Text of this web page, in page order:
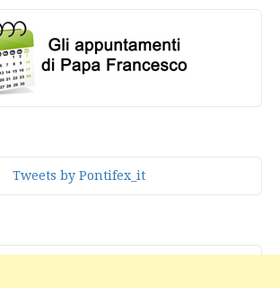
Tweets by Pontifex_it